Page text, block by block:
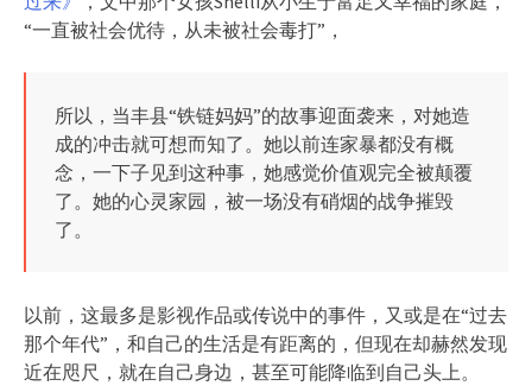
“一直被社会优待，从未被社会毒打”，
所以，当丰县“铁链妈妈”的故事迎面袭来，对她造
成的冲击就可想而知了。她以前连家暴都没有概
念，一下子见到这种事，她感觉价值观完全被颠覆
了。她的心灵家园，被一场没有硝烟的战争摧毁
了。
以前，这最多是影视作品或传说中的事件，又或是在“过去
那个年代”，和自己的生活是有距离的，但现在却赫然发现
近在咫尺，就在自己身边，甚至可能降临到自己头上。